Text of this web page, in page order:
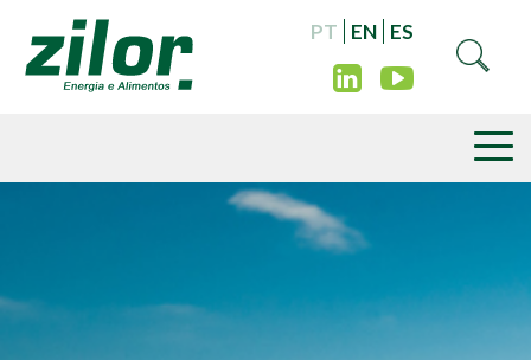
PT EN ES